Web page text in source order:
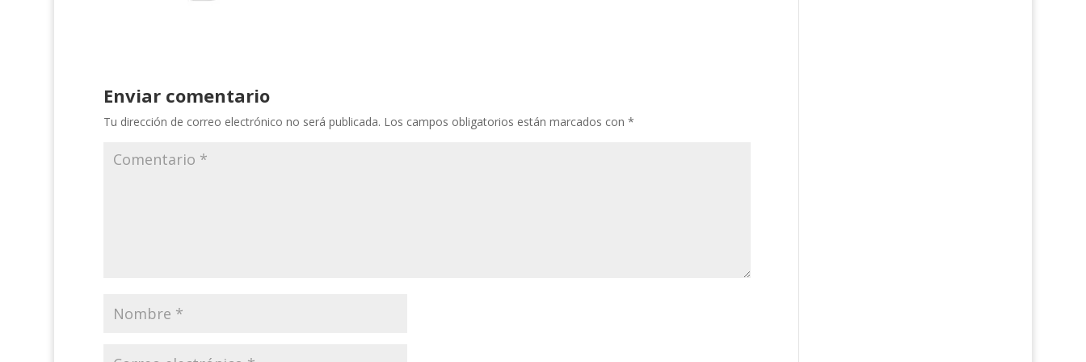
Enviar comentario
Tu dirección de correo electrónico no será publicada. Los campos obligatorios están marcados con *